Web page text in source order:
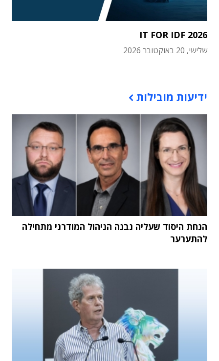
IT FOR IDF 2026
שלישי, 20 באוקטובר 2026
ידיעות מובילות
הנחת היסוד שעליה נבנה הניהול המודרני מתחילה
להתערער